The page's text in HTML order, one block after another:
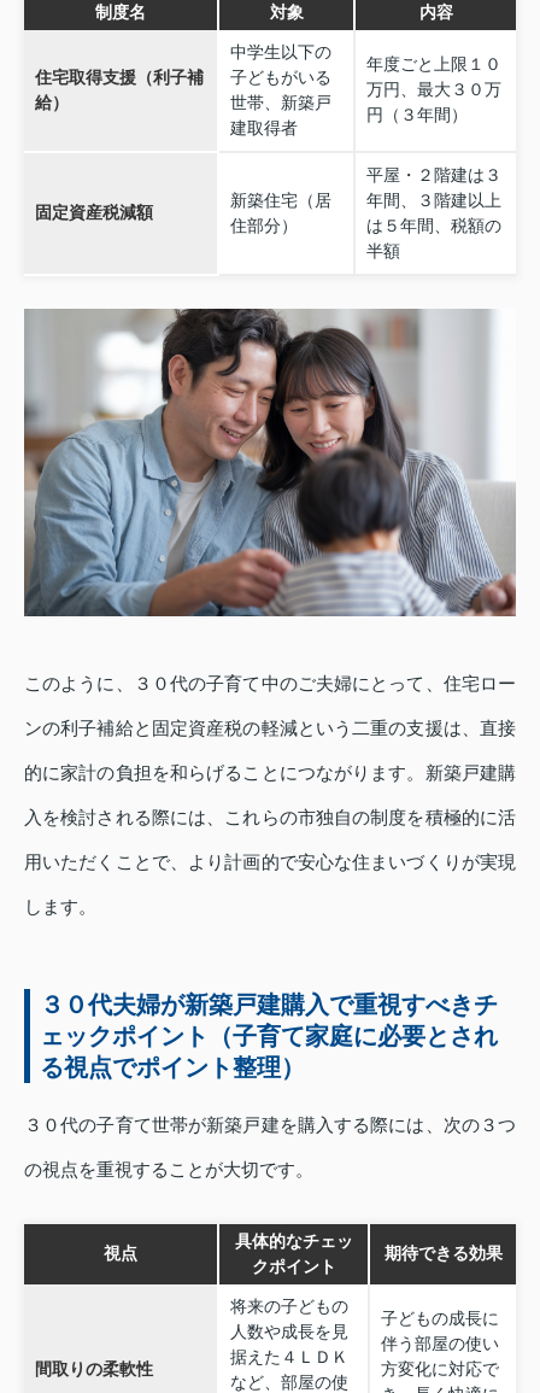
制度名 対象 内容
住宅取得支援（利子補
給）
中学生以下の
子どもがいる
世帯、新築戸
建取得者
年度ごと上限１０
万円、最大３０万
円（３年間）
固定資産税減額
新築住宅（居
住部分）
平屋・２階建は３
年間、３階建以上
は５年間、税額の
半額
このように、３０代の子育て中のご夫婦にとって、住宅ロー
ンの利子補給と固定資産税の軽減という二重の支援は、直接
的に家計の負担を和らげることにつながります。新築戸建購
入を検討される際には、これらの市独自の制度を積極的に活
用いただくことで、より計画的で安心な住まいづくりが実現
します。
３０代夫婦が新築戸建購入で重視すべきチ
ェックポイント（子育て家庭に必要とされ
る視点でポイント整理）
３０代の子育て世帯が新築戸建を購入する際には、次の３つ
の視点を重視することが大切です。
視点
具体的なチェッ
クポイント
期待できる効果
間取りの柔軟性
将来の子どもの
人数や成長を見
据えた４ＬＤＫ
など、部屋の使
子どもの成長に
伴う部屋の使い
方変化に対応で